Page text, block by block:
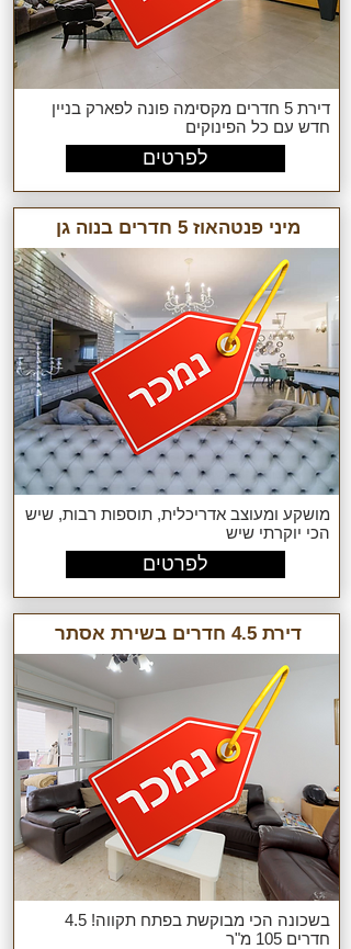
דירת 5 חדרים מקסימה פונה לפארק בניין
חדש עם כל הפינוקים
לפרטים
מיני פנטהאוז 5 חדרים בנוה גן
מושקע ומעוצב אדריכלית, תוספות רבות, שיש
הכי יוקרתי שיש
לפרטים
דירת 4.5 חדרים בשירת אסתר
בשכונה הכי מבוקשת בפתח תקווה! 4.5
חדרים 105 מ"ר